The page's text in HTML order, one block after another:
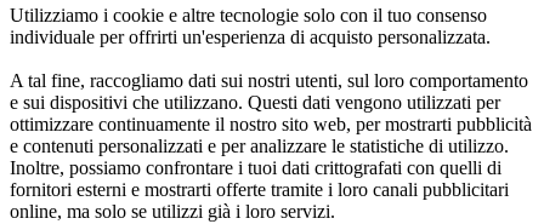
Utilizziamo i cookie e altre tecnologie solo con il tuo consenso
individuale per offrirti un'esperienza di acquisto personalizzata.
A tal fine, raccogliamo dati sui nostri utenti, sul loro comportamento
e sui dispositivi che utilizzano. Questi dati vengono utilizzati per
ottimizzare continuamente il nostro sito web, per mostrarti pubblicità
e contenuti personalizzati e per analizzare le statistiche di utilizzo.
Inoltre, possiamo confrontare i tuoi dati crittografati con quelli di
fornitori esterni e mostrarti offerte tramite i loro canali pubblicitari
online, ma solo se utilizzi già i loro servizi.